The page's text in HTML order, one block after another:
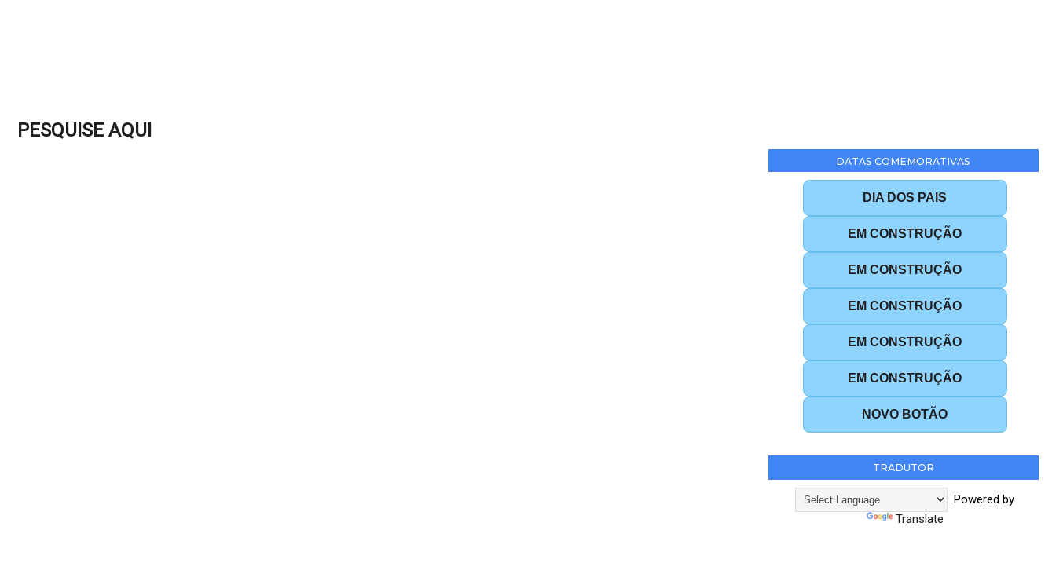
PESQUISE AQUI
DATAS COMEMORATIVAS
DIA DOS PAIS
EM CONSTRUÇÃO
EM CONSTRUÇÃO
EM CONSTRUÇÃO
EM CONSTRUÇÃO
EM CONSTRUÇÃO
NOVO BOTÃO
TRADUTOR
Powered by
Translate